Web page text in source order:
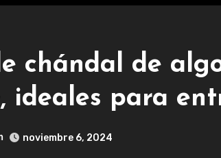
chándal de
ideales para
noviembre 6, 2024